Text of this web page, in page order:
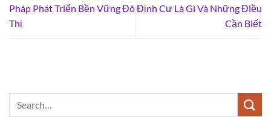
Pháp Phát Triển Bền Vững Đô
Thị
Định Cư Là Gì Và Những Điều
Cần Biết